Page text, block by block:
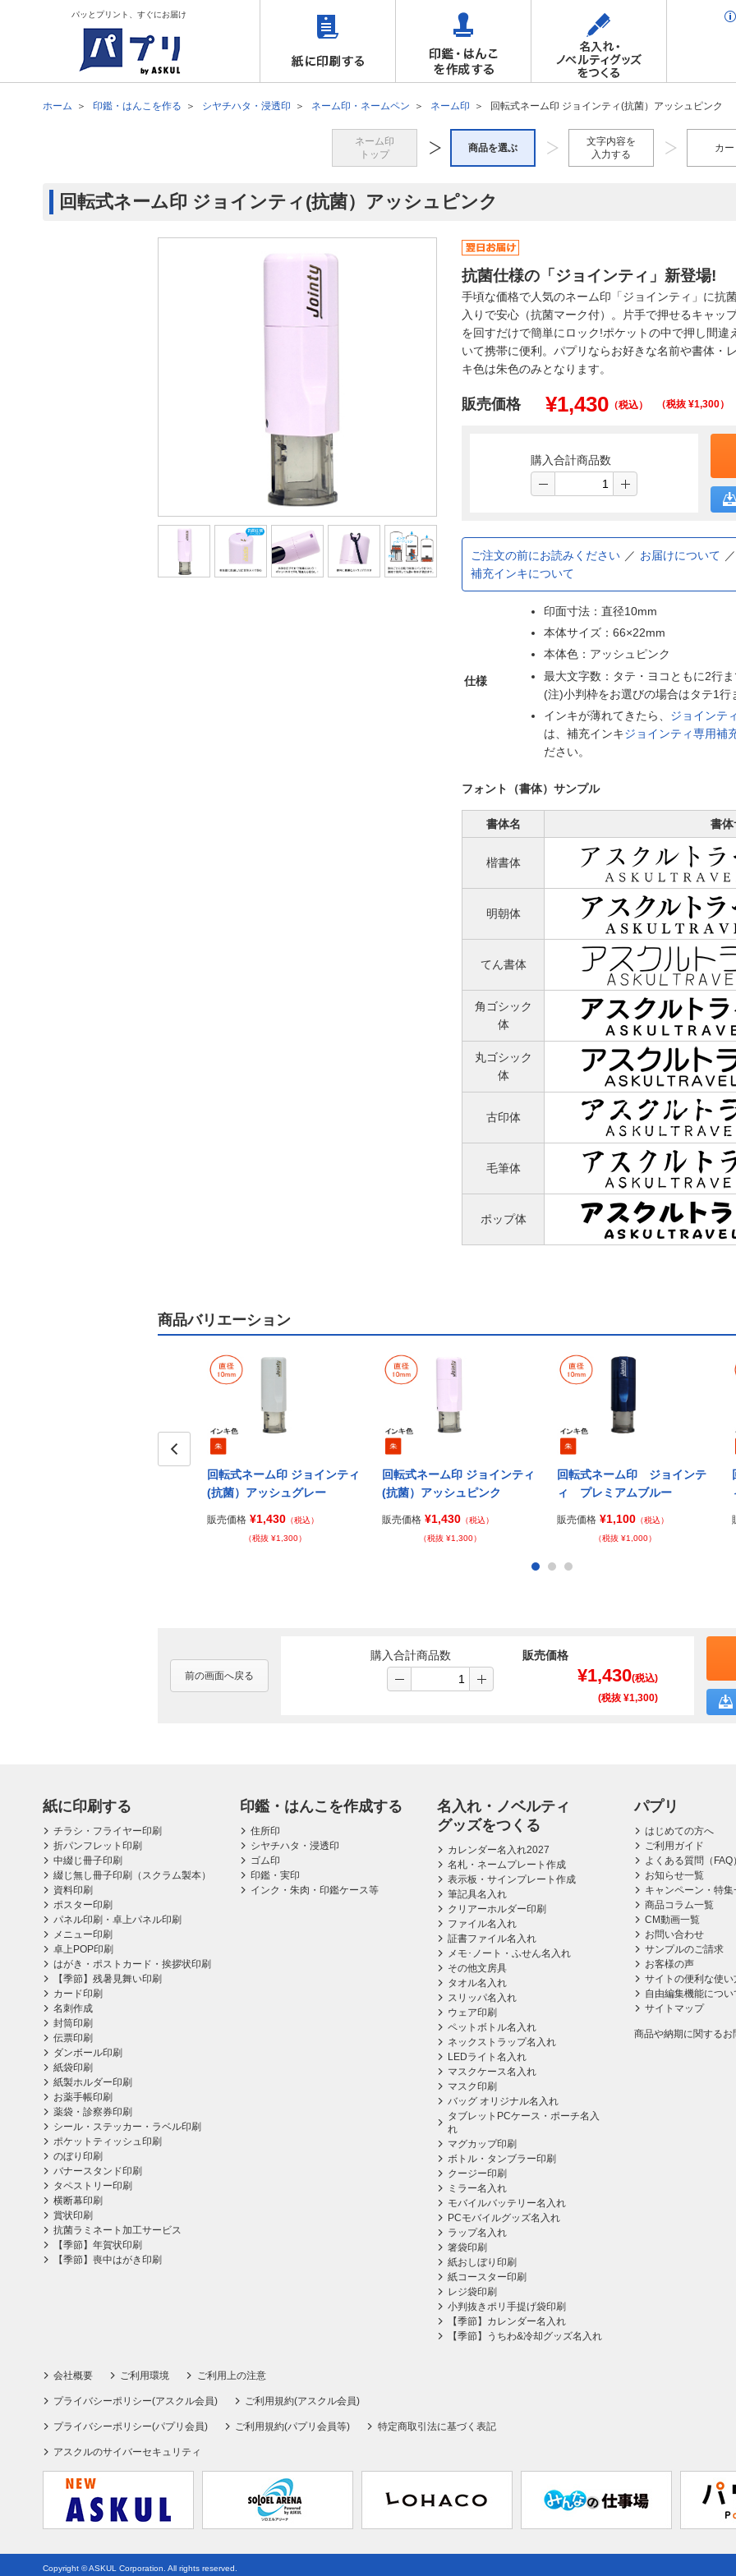
パッとプリント、すぐにお届け
ホーム 印鑑・はんこを作る シヤチハタ・浸透印 ネーム印・ネームペン ネーム印 回転式ネーム印 ジョインティ(抗菌）アッシュピンク
ネーム印
トップ
商品を選ぶ
文字内容を
入力する
カ
回転式ネーム印 ジョインティ(抗菌）アッシュピンク
抗菌仕様の「ジョインティ」新登場!
手頃な価格で人気のネーム印「ジョインティ」に抗
入りで安心（抗菌マーク付）。片手で押せるキャッ
を回すだけで簡単にロック!ポケットの中で押し間
いて携帯に便利。パプリならお好きな名前や書体・
キ色は朱色のみとなります。
販売価格 ¥1,430 （税込） （税抜 ¥1,300）
購入合計商品数
ご注文の前にお読みください
お届けについて
補充インキについて
仕様
印面寸法：直径10mm
本体サイズ：66×22mm
本体色：アッシュピンク
最大文字数：タテ・ヨコともに2行
(注)小判枠をお選びの場合はタテ1
インキが薄れてきたら、 ジョインテ
は、補充インキジョインティ専用補
ださい。
フォント（書体）サンプル
書体名 書体
楷書体
明朝体
てん書体
角ゴシック
体
丸ゴシック
体
古印体
毛筆体
ポップ体
商品バリエーション
回転式ネーム印 ジョインティ
(抗菌）アッシュグレー
販売価格 ¥1,430 （税込）
（税抜 ¥1,300）
回転式ネーム印 ジョインティ
(抗菌）アッシュピンク
販売価格 ¥1,430 （税込）
（税抜 ¥1,300）
回転式ネーム印 ジョインテ
ィ プレミアムブルー
販売価格 ¥1,100 （税込）
（税抜 ¥1,000）
前の画面へ戻る
購入合計商品数 販売価格
¥1,430(税込)
(税抜 ¥1,300)
紙に印刷する
チラシ・フライヤー印刷
折パンフレット印刷
中綴じ冊子印刷
綴じ無し冊子印刷（スクラム製本）
資料印刷
ポスター印刷
パネル印刷・卓上パネル印刷
メニュー印刷
卓上POP印刷
はがき・ポストカード・挨拶状印刷
【季節】残暑見舞い印刷
カード印刷
名刺作成
封筒印刷
伝票印刷
ダンボール印刷
紙袋印刷
紙製ホルダー印刷
お薬手帳印刷
薬袋・診察券印刷
シール・ステッカー・ラベル印刷
ポケットティッシュ印刷
のぼり印刷
バナースタンド印刷
タペストリー印刷
横断幕印刷
賞状印刷
抗菌ラミネート加工サービス
【季節】年賀状印刷
【季節】喪中はがき印刷
印鑑・はんこを作成する
住所印
シヤチハタ・浸透印
ゴム印
印鑑・実印
インク・朱肉・印鑑ケース等
名入れ・ノベルティ
グッズをつくる
カレンダー名入れ2027
名札・ネームプレート作成
表示板・サインプレート作成
筆記具名入れ
クリアーホルダー印刷
ファイル名入れ
証書ファイル名入れ
メモ･ノート・ふせん名入れ
その他文房具
タオル名入れ
スリッパ名入れ
ウェア印刷
ペットボトル名入れ
ネックストラップ名入れ
LEDライト名入れ
マスクケース名入れ
マスク印刷
バッグ オリジナル名入れ
タブレットPCケース・ポーチ名入
れ
マグカップ印刷
ボトル・タンブラー印刷
クージー印刷
ミラー名入れ
モバイルバッテリー名入れ
PCモバイルグッズ名入れ
ラップ名入れ
箸袋印刷
紙おしぼり印刷
紙コースター印刷
レジ袋印刷
小判抜きポリ手提げ袋印刷
【季節】カレンダー名入れ
【季節】うちわ&冷却グッズ名入れ
パプリ
はじめての方へ
ご利用ガイド
よくある質問（FAQ
お知らせ一覧
キャンペーン・特集
商品コラム一覧
CM動画一覧
お問い合わせ
サンプルのご請求
お客様の声
サイトの便利な使い
自由編集機能につい
サイトマップ
商品や納期に関する
会社概要 ご利用環境 ご利用上の注意
プライバシーポリシー(アスクル会員) ご利用規約(アスクル会員)
プライバシーポリシー(パプリ会員) ご利用規約(パプリ会員等) 特定商取引法に基づく表記
アスクルのサイバーセキュリティ
Copyright © ASKUL Corporation. All rights reserved.